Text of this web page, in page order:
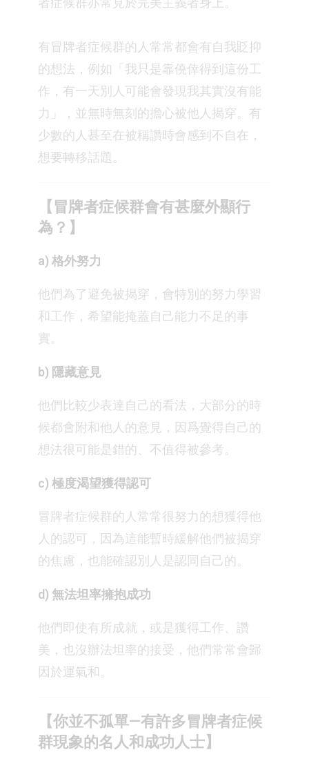
有冒牌者症候群的人常常都會有自我貶抑
的想法，例如「我只是靠僥倖得到這份工
作，有一天別人可能會發現我其實沒有能
力」，並無時無刻的擔心被他人揭穿。有
少數的人甚至在被稱讚時會感到不自在，
想要轉移話題。⁣
【冒牌者症候群會有甚麼外顯行
為？】⁣
⁣a) 格外努力⁣
他們為了避免被揭穿，會特別的努力學習
和工作，希望能掩蓋自己能力不足的事
實。⁣
b) 隱藏意見⁣
他們比較少表達自己的看法，大部分的時
候都會附和他人的意見，因爲覺得自己的
想法很可能是錯的、不值得被參考。⁣
c) 極度渴望獲得認可⁣
冒牌者症候群的人常常很努力的想獲得他
人的認可，因為這能暫時緩解他們被揭穿
的焦慮，也能確認別人是認同自己的。⁣
d) 無法坦率擁抱成功⁣
他們即使有所成就，或是獲得工作、讚
美，也沒辦法坦率的接受，他們常常會歸
因於運氣和。⁣
【你並不孤單—有許多冒牌者症候
群現象的名人和成功人士】⁣